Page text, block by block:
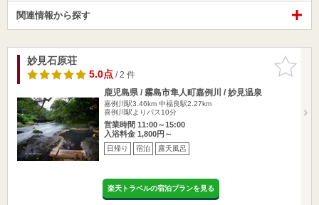
関連情報から探す
お気に入
りに追加
妙見石原荘
5.0点/ 2 件
鹿児島県 / 霧島市隼人町嘉例川 / 妙見温泉
嘉例川駅3.46km 中福良駅2.27km
喜例川駅よりバス10分
営業時間 11:00～15:00
入浴料金 1,800円～
日帰り 宿泊 露天風呂
楽天トラベルの宿泊プランを見る